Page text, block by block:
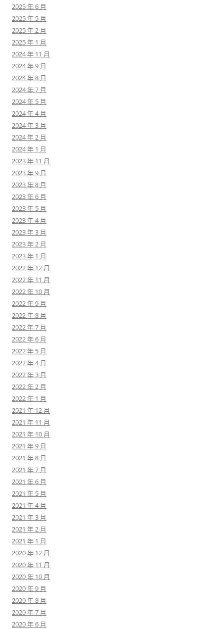
2025 年 6 月
2025 年 5 月
2025 年 2 月
2025 年 1 月
2024 年 11 月
2024 年 9 月
2024 年 8 月
2024 年 7 月
2024 年 5 月
2024 年 4 月
2024 年 3 月
2024 年 2 月
2024 年 1 月
2023 年 11 月
2023 年 9 月
2023 年 8 月
2023 年 6 月
2023 年 5 月
2023 年 4 月
2023 年 3 月
2023 年 2 月
2023 年 1 月
2022 年 12 月
2022 年 11 月
2022 年 10 月
2022 年 9 月
2022 年 8 月
2022 年 7 月
2022 年 6 月
2022 年 5 月
2022 年 4 月
2022 年 3 月
2022 年 2 月
2022 年 1 月
2021 年 12 月
2021 年 11 月
2021 年 10 月
2021 年 9 月
2021 年 8 月
2021 年 7 月
2021 年 6 月
2021 年 5 月
2021 年 4 月
2021 年 3 月
2021 年 2 月
2021 年 1 月
2020 年 12 月
2020 年 11 月
2020 年 10 月
2020 年 9 月
2020 年 8 月
2020 年 7 月
2020 年 6 月